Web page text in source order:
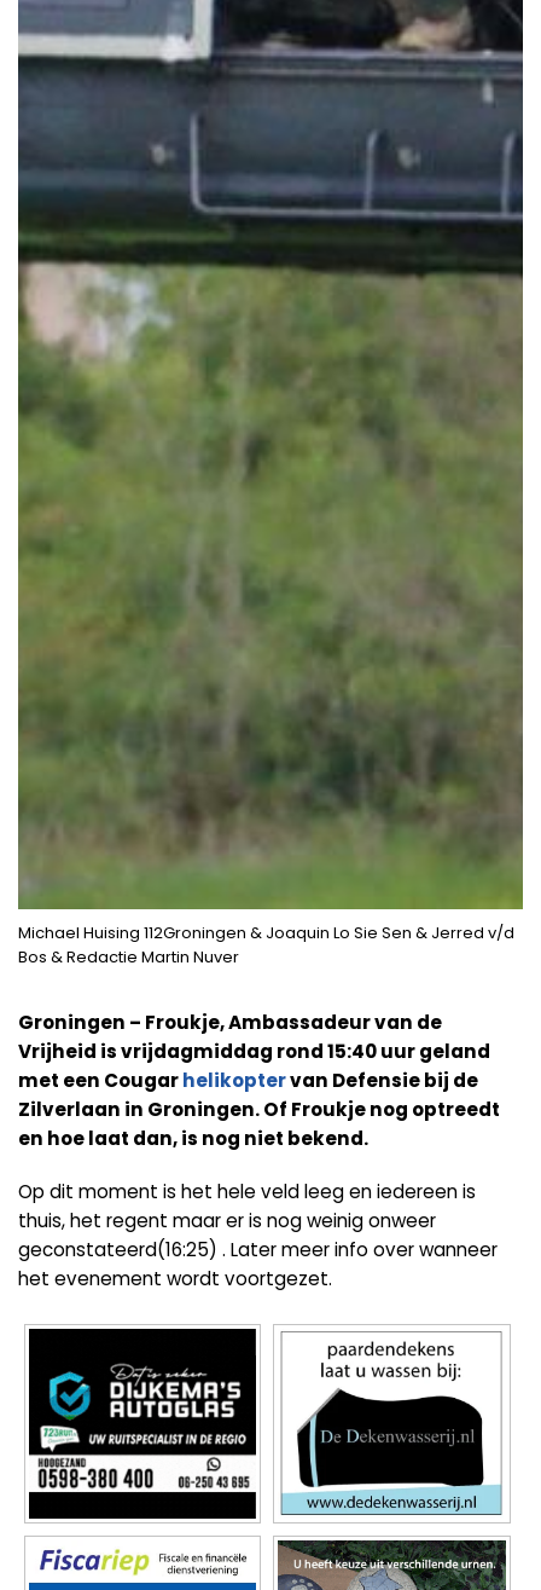
Michael Huising 112Groningen & Joaquin Lo Sie Sen & Jerred v/d
Bos & Redactie Martin Nuver
Groningen – Froukje, Ambassadeur van de
Vrijheid is vrijdagmiddag rond 15:40 uur geland
met een Cougarhelikoptervan Defensie bij de
Zilverlaan in Groningen. Of Froukje nog optreedt
en hoe laat dan, is nog niet bekend.
Op dit moment is het hele veld leeg en iedereen is
thuis, het regent maar er is nog weinig onweer
geconstateerd(16:25) . Later meer info over wanneer
het evenement wordt voortgezet.